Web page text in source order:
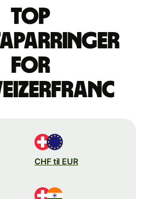
Top
for
CHF til EUR